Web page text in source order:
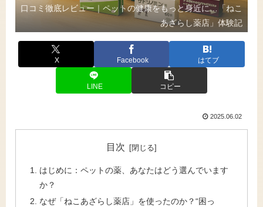
口コミ徹底レビュー｜ペットの健康をもっと身近に…「ねこ
あざらし薬店」体験記
X Facebook はてブ
LINE コピー
2025.06.02
目次
はじめに：ペットの薬、あなたはどう選んでいます
か？
なぜ「ねこあざらし薬店」を使ったのか？“困っ